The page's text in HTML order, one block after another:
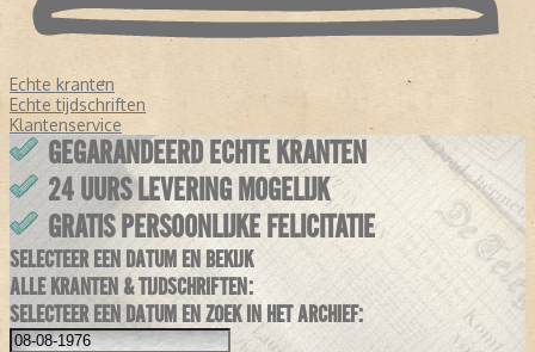
Echte kranten
Echte tijdschriften
Klantenservice
GEGARANDEERD ECHTE KRANTEN
24 UURS LEVERING MOGELIJK
GRATIS PERSOONLIJKE FELICITATIE
SELECTEER EEN DATUM EN BEKIJK
ALLE KRANTEN & TIJDSCHRIFTEN:
SELECTEER EEN DATUM EN ZOEK IN HET ARCHIEF: